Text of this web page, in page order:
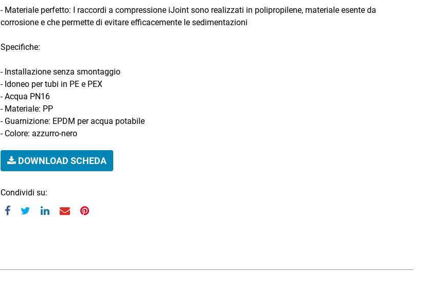
- Materiale perfetto: I raccordi a compressione iJoint sono realizzati in polipropilene, materiale esente da
corrosione e che permette di evitare efficacemente le sedimentazioni
Specifiche:
- Installazione senza smontaggio
- Idoneo per tubi in PE e PEX
- Acqua PN16
- Materiale: PP
- Guarnizione: EPDM per acqua potabile
- Colore: azzurro-nero
DOWNLOAD SCHEDA
Condividi su: